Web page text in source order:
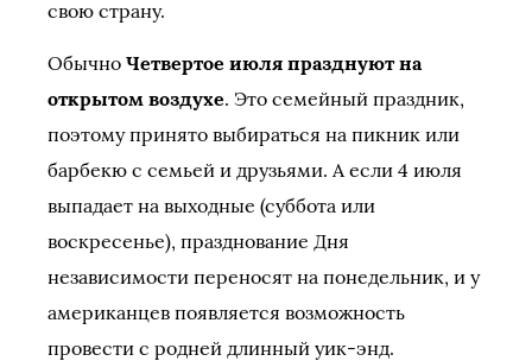
свою страну.
Обычно Четвертое июля празднуют на
открытом воздухе. Это семейный праздник,
поэтому принято выбираться на пикник или
барбекю с семьей и друзьями. А если 4 июля
выпадает на выходные (суббота или
воскресенье), празднование Дня
независимости переносят на понедельник, и у
американцев появляется возможность
провести с родней длинный уик-энд.